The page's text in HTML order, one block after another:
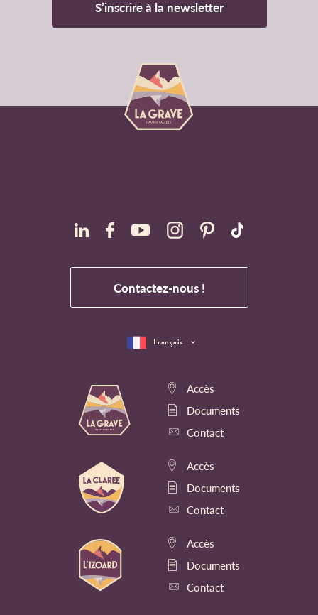
S’inscrire à la newsletter
Contactez-nous !
Accès
Documents
Contact
Accès
Documents
Contact
Accès
Documents
Contact
Français